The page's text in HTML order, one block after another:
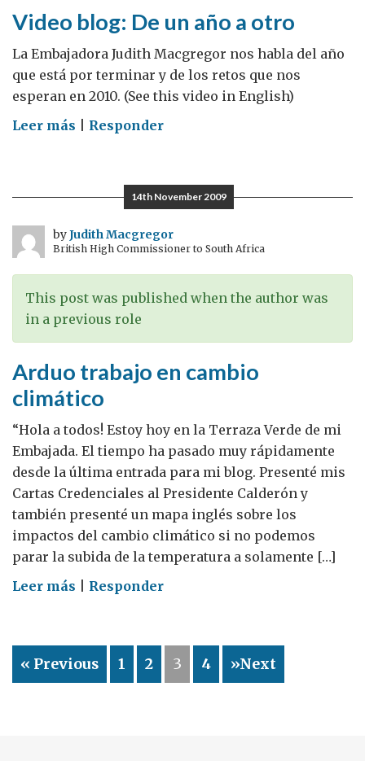
Video blog: De un año a otro
La Embajadora Judith Macgregor nos habla del año
que está por terminar y de los retos que nos
esperan en 2010. (See this video in English)
Leer más on
año
a
otro
Responder
14th November 2009
byJudith Macgregor
British High Commissioner to South Africa
This post was published when the author was
in a previous role
Arduo trabajo en cambio
climático
“Hola a todos! Estoy hoy en la Terraza Verde de mi
Embajada. El tiempo ha pasado muy rápidamente
desde la última entrada para mi blog. Presenté mis
Cartas Credenciales al Presidente Calderón y
también presenté un mapa inglés sobre los
impactos del cambio climático si no podemos
parar la subida de la temperatura a solamente […]
Leer más on
en
cambio
Responder
« Previous 1 2 3 4 »Next